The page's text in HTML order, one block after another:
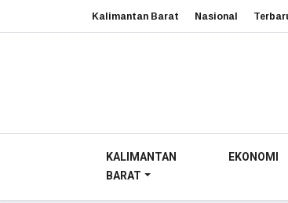
Kalimantan Barat Nasional
KALIMANTAN
BARAT
EKONOMI